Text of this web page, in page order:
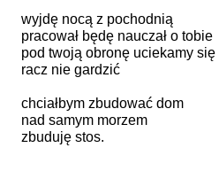
wyjdę nocą z pochodnią
pracował będę nauczał o tobie
pod twoją obronę uciekamy się
racz nie gardzić
chciałbym zbudować dom
nad samym morzem
zbuduję stos.